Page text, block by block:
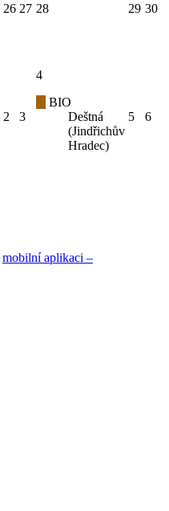
26 27 28 29 30
2 3
4
BIO
Deštná
(Jindřichův
Hradec)
5 6
mobilní aplikaci –